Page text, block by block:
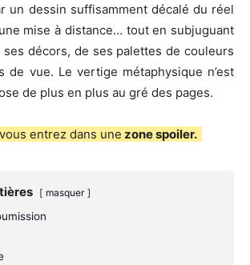
un dessin suffisamment décalé du réel
mise à distance… tout en subjuguant
ses décors, de ses palettes de couleurs
de vue. Le vertige métaphysique n’est
de plus en plus au gré des pages.
entrez dans une zone spoiler.
masquer